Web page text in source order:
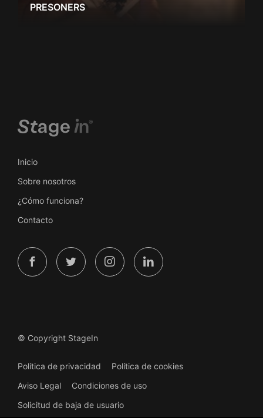
PRESONERS
Inicio
Sobre nosotros
¿Cómo funciona?
Contacto
© Copyright StageIn
Política de privacidad
Política de cookies
Aviso Legal
Condiciones de uso
Solicitud de baja de usuario